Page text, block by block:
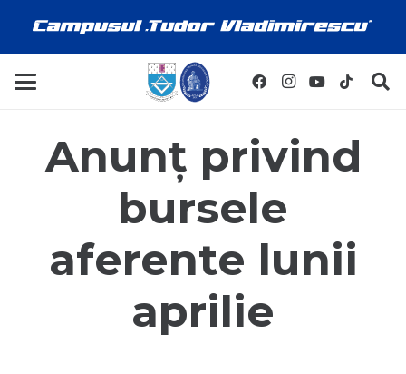
Anunț privind
bursele
aferente lunii
aprilie